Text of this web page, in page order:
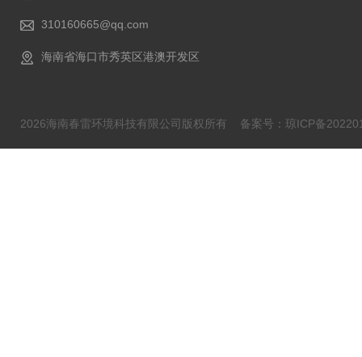
310160665@qq.com
海南省海口市秀英区港澳开发区
2026海南春雷环境科技有限公司版权所有 备案号：琼ICP备